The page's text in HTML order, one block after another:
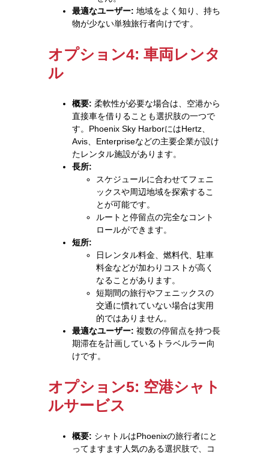
最適なユーザー: 地域をよく知り、持ち
物が少ない単独旅行者向けです。
オプション4: 車両レンタ
ル
概要: 柔軟性が必要な場合は、空港から
直接車を借りることも選択肢の一つで
す。Phoenix Sky HarborにはHertz、
Avis、Enterpriseなどの主要企業が設け
たレンタル施設があります。
長所:
スケジュールに合わせてフェニ
ックスや周辺地域を探索するこ
とが可能です。
ルートと停留点の完全なコント
ロールができます。
短所:
日レンタル料金、燃料代、駐車
料金などが加わりコストが高く
なることがあります。
短期間の旅行やフェニックスの
交通に慣れていない場合は実用
的ではありません。
最適なユーザー: 複数の停留点を持つ長
期滞在を計画しているトラベルラー向
けです。
オプション5: 空港シャト
ルサービス
概要: シャトルはPhoenixの旅行者にと
ってますます人気のある選択肢で、コ